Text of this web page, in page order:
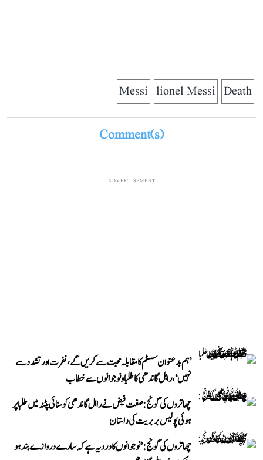
Death
lionel Messi
Messi
Comment(s)
ADVERTISEMENT
’ہم بدعنوان سسٹم کا مقابلہ محبت سے کریں گے، نفرت اور تشدد سے
نہیں‘، راہل گاندھی کا طلبا و نوجوانوں سے خطاب
چھاتروں کی گونج: صفت فیض نے راہل گاندھی کو سنائی پٹنہ میں طلبا پر
ہوئی پولیس بربریت کی داستان
چھاتروں کی گونج: ’نوجوانوں کا درد یہ ہے کہ سارے دروازے بند ہو